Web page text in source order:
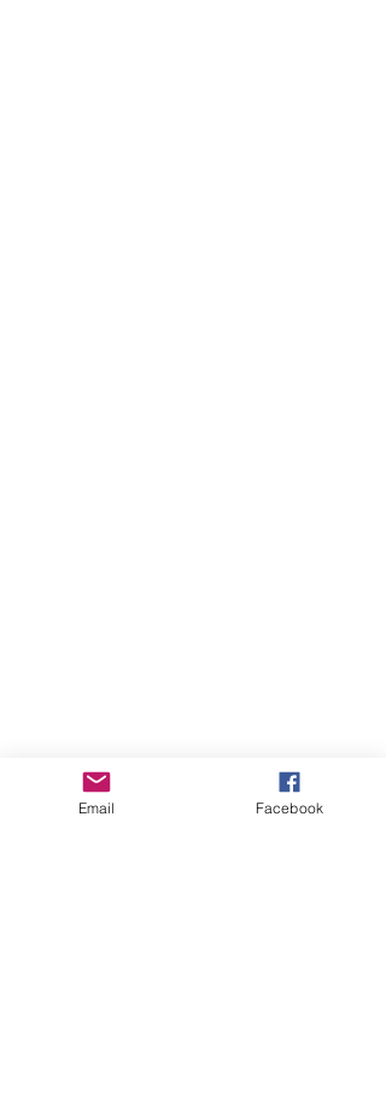
Email Facebook